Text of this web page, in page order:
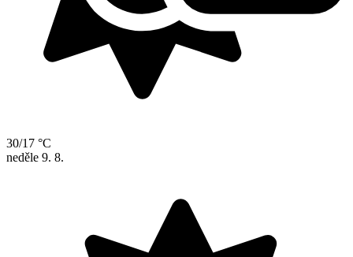
30/17 °C
neděle 9. 8.